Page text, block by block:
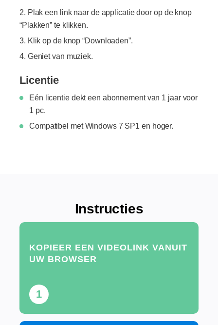
Plak een link naar de applicatie door op de knop
“Plakken” te klikken.
Klik op de knop “Downloaden”.
Geniet van muziek.
Licentie
Eén licentie dekt een abonnement van 1 jaar voor
1 pc.
Compatibel met Windows 7 SP1 en hoger.
Instructies
1
KOPIEER EEN VIDEOLINK VANUIT
UW BROWSER